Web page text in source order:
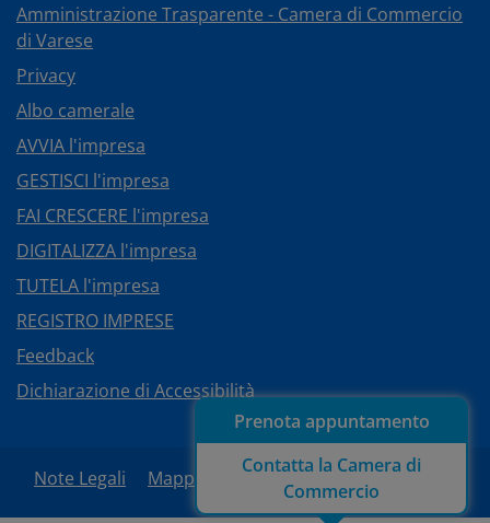
Prenota appuntamento
Contatta la Camera di
Commercio
Amministrazione Trasparente - Camera di Commercio
di Varese
Privacy
Albo camerale
AVVIA l'impresa
GESTISCI l'impresa
FAI CRESCERE l'impresa
DIGITALIZZA l'impresa
TUTELA l'impresa
REGISTRO IMPRESE
Feedback
Dichiarazione di Accessibilità
Note Legali Mappa del sito Area Riservata